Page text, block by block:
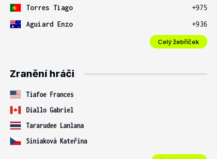
Torres Tiago
+975
Aguiard Enzo
+936
Celý žebříček
Zranění hráči
Tiafoe Frances
Diallo Gabriel
Tararudee Lanlana
Siniaková Kateřina